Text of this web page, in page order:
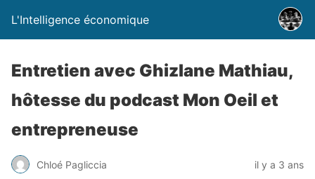
L'Intelligence économique
Entretien avec Ghizlane Mathiau,
hôtesse du podcast Mon Oeil et
entrepreneuse
Chloé Pagliccia il y a 3 ans